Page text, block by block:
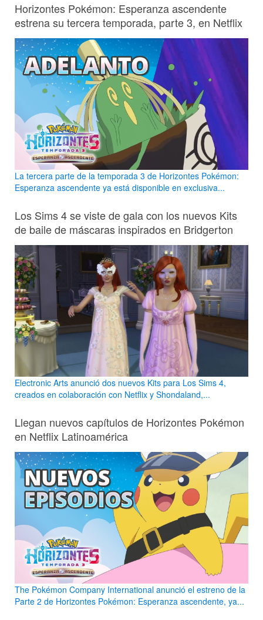
Horizontes Pokémon: Esperanza ascendente
estrena su tercera temporada, parte 3, en Netflix
La tercera parte de la temporada 3 de Horizontes Pokémon:
Esperanza ascendente ya está disponible en exclusiva...
Los Sims 4 se viste de gala con los nuevos Kits
de baile de máscaras inspirados en Bridgerton
Electronic Arts anunció dos nuevos Kits para Los Sims 4,
creados en colaboración con Netflix y Shondaland,...
Llegan nuevos capítulos de Horizontes Pokémon
en Netflix Latinoamérica
The Pokémon Company International anunció el estreno de la
Parte 2 de Horizontes Pokémon: Esperanza ascendente, ya...